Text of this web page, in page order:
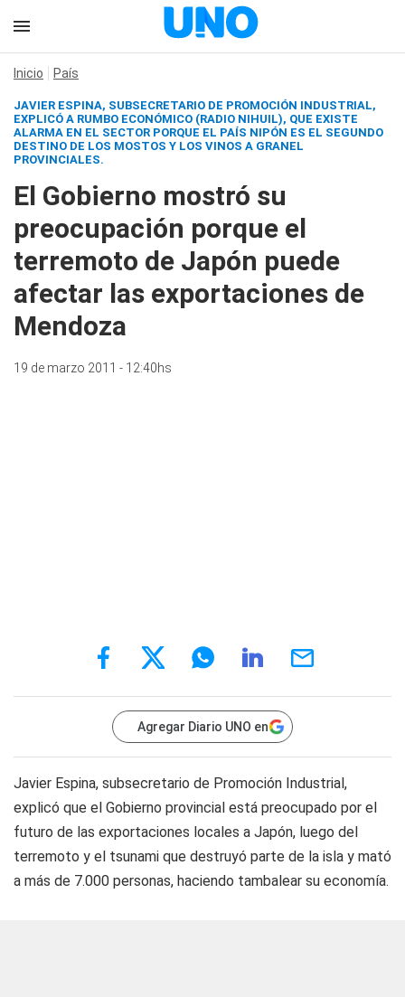
Inicio País
JAVIER ESPINA, SUBSECRETARIO DE PROMOCIÓN INDUSTRIAL,
EXPLICÓ A RUMBO ECONÓMICO (RADIO NIHUIL), QUE EXISTE
ALARMA EN EL SECTOR PORQUE EL PAÍS NIPÓN ES EL SEGUNDO
DESTINO DE LOS MOSTOS Y LOS VINOS A GRANEL
PROVINCIALES.
El Gobierno mostró su
preocupación porque el
terremoto de Japón puede
afectar las exportaciones de
Mendoza
19 de marzo 2011 - 12:40hs
Agregar Diario UNO en
Javier Espina, subsecretario de Promoción Industrial,
explicó que el Gobierno provincial está preocupado por el
futuro de las exportaciones locales a Japón, luego del
terremoto y el tsunami que destruyó parte de la isla y mató
a más de 7.000 personas, haciendo tambalear su economía.